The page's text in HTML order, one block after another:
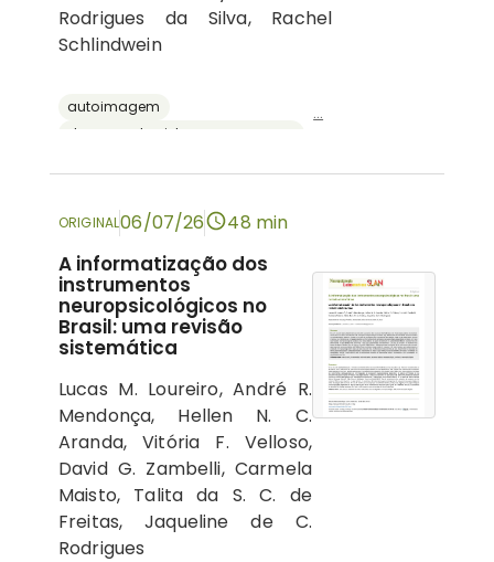
Rodrigues da Silva, Rachel
Schlindwein
autoimagem
...
ORIGINAL06/07/26 48 min
A informatização dos
instrumentos
neuropsicológicos no
Brasil: uma revisão
sistemática
Lucas M. Loureiro, André R.
Mendonça, Hellen N. C.
Aranda, Vitória F. Velloso,
David G. Zambelli, Carmela
Maisto, Talita da S. C. de
Freitas, Jaqueline de C.
Rodrigues